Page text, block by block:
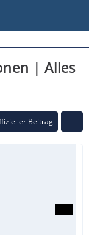
| Alles
Beitrag